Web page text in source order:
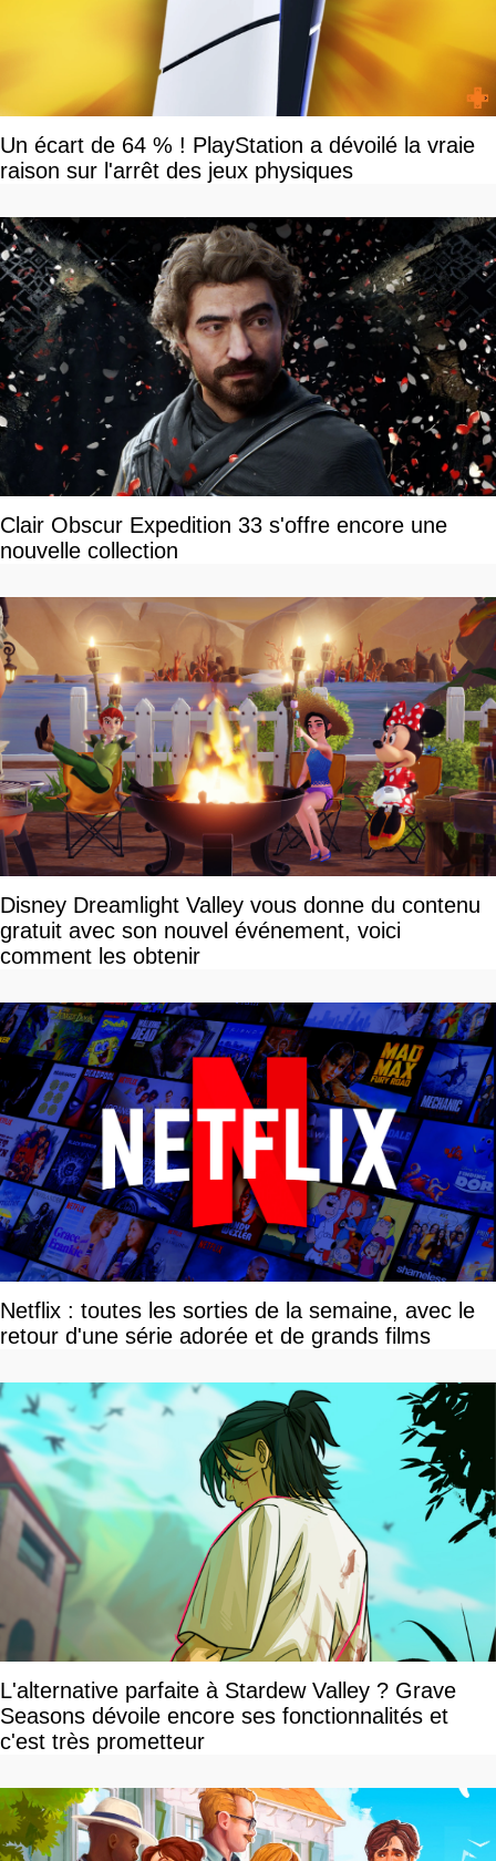
Un écart de 64 % ! PlayStation a dévoilé la vraie
raison sur l'arrêt des jeux physiques
Clair Obscur Expedition 33 s'offre encore une
nouvelle collection
Disney Dreamlight Valley vous donne du contenu
gratuit avec son nouvel événement, voici
comment les obtenir
Netflix : toutes les sorties de la semaine, avec le
retour d'une série adorée et de grands films
L'alternative parfaite à Stardew Valley ? Grave
Seasons dévoile encore ses fonctionnalités et
c'est très prometteur